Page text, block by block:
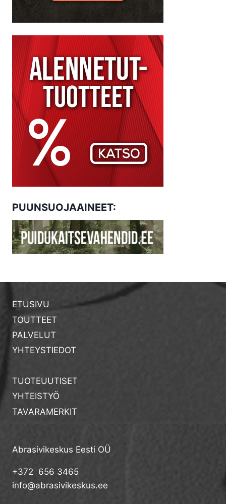
PUUNSUOJAAINEET:
ETUSIVU
TOUTTEET
PALVELUT
YHTEYSTIEDOT
TUOTEUUTISET
YHTEISTYÖ
TAVARAMERKIT
Abrasivikeskus Eesti OÜ
+372 656 3465
info@abrasivikeskus.ee